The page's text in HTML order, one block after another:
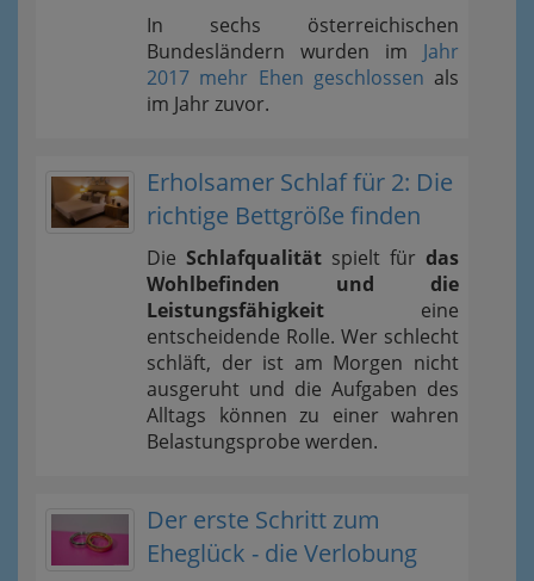
In sechs österreichischen
Bundesländern wurden im Jahr
2017 mehr Ehen geschlossen als
im Jahr zuvor.
Erholsamer Schlaf für 2: Die
richtige Bettgröße finden
Die Schlafqualität spielt für das
Wohlbefinden und die
Leistungsfähigkeit eine
entscheidende Rolle. Wer schlecht
schläft, der ist am Morgen nicht
ausgeruht und die Aufgaben des
Alltags können zu einer wahren
Belastungsprobe werden.
Der erste Schritt zum
Eheglück - die Verlobung